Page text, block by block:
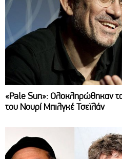
«Pale Sun»: Ολοκληρώθηκαν τα
του Νουρί Μπιλγκέ Τσεϊλάν